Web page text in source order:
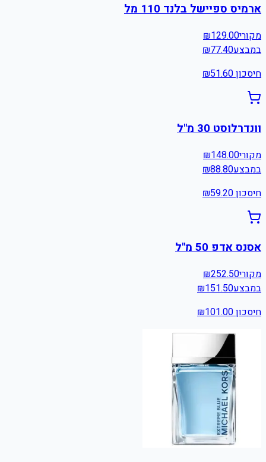
ארמיס ספיישל בלנד 110 מל
מקורי ₪129.00
במבצע
₪77.40
חיסכון ₪51.60
וונדרלוסט 30 מ"ל
מקורי ₪148.00
במבצע
₪88.80
חיסכון ₪59.20
אסנס אדפ 50 מ"ל
מקורי ₪252.50
במבצע
₪151.50
חיסכון ₪101.00